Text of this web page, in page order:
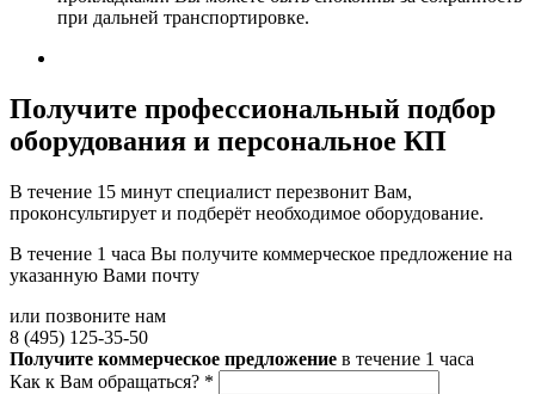
при дальней транспортировке.
Получите профессиональный подбор
оборудования и персональное КП
В течение 15 минут специалист перезвонит Вам,
проконсультирует и подберёт необходимое оборудование.
В течение 1 часа Вы получите коммерческое предложение на
указанную Вами почту
или позвоните нам
8 (495) 125-35-50
Получите коммерческое предложение в течение 1 часа
Как к Вам обращаться? *